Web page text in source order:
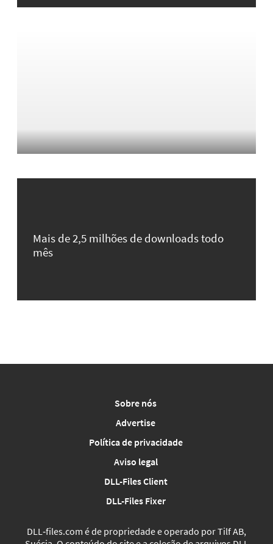
Mais de 2,5 milhões de downloads todo
mês
Sobre nós
Advertise
Política de privacidade
Aviso legal
DLL-Files Client
DLL-Files Fixer
DLL‑files.com é de propriedade e operado por Tilf AB,